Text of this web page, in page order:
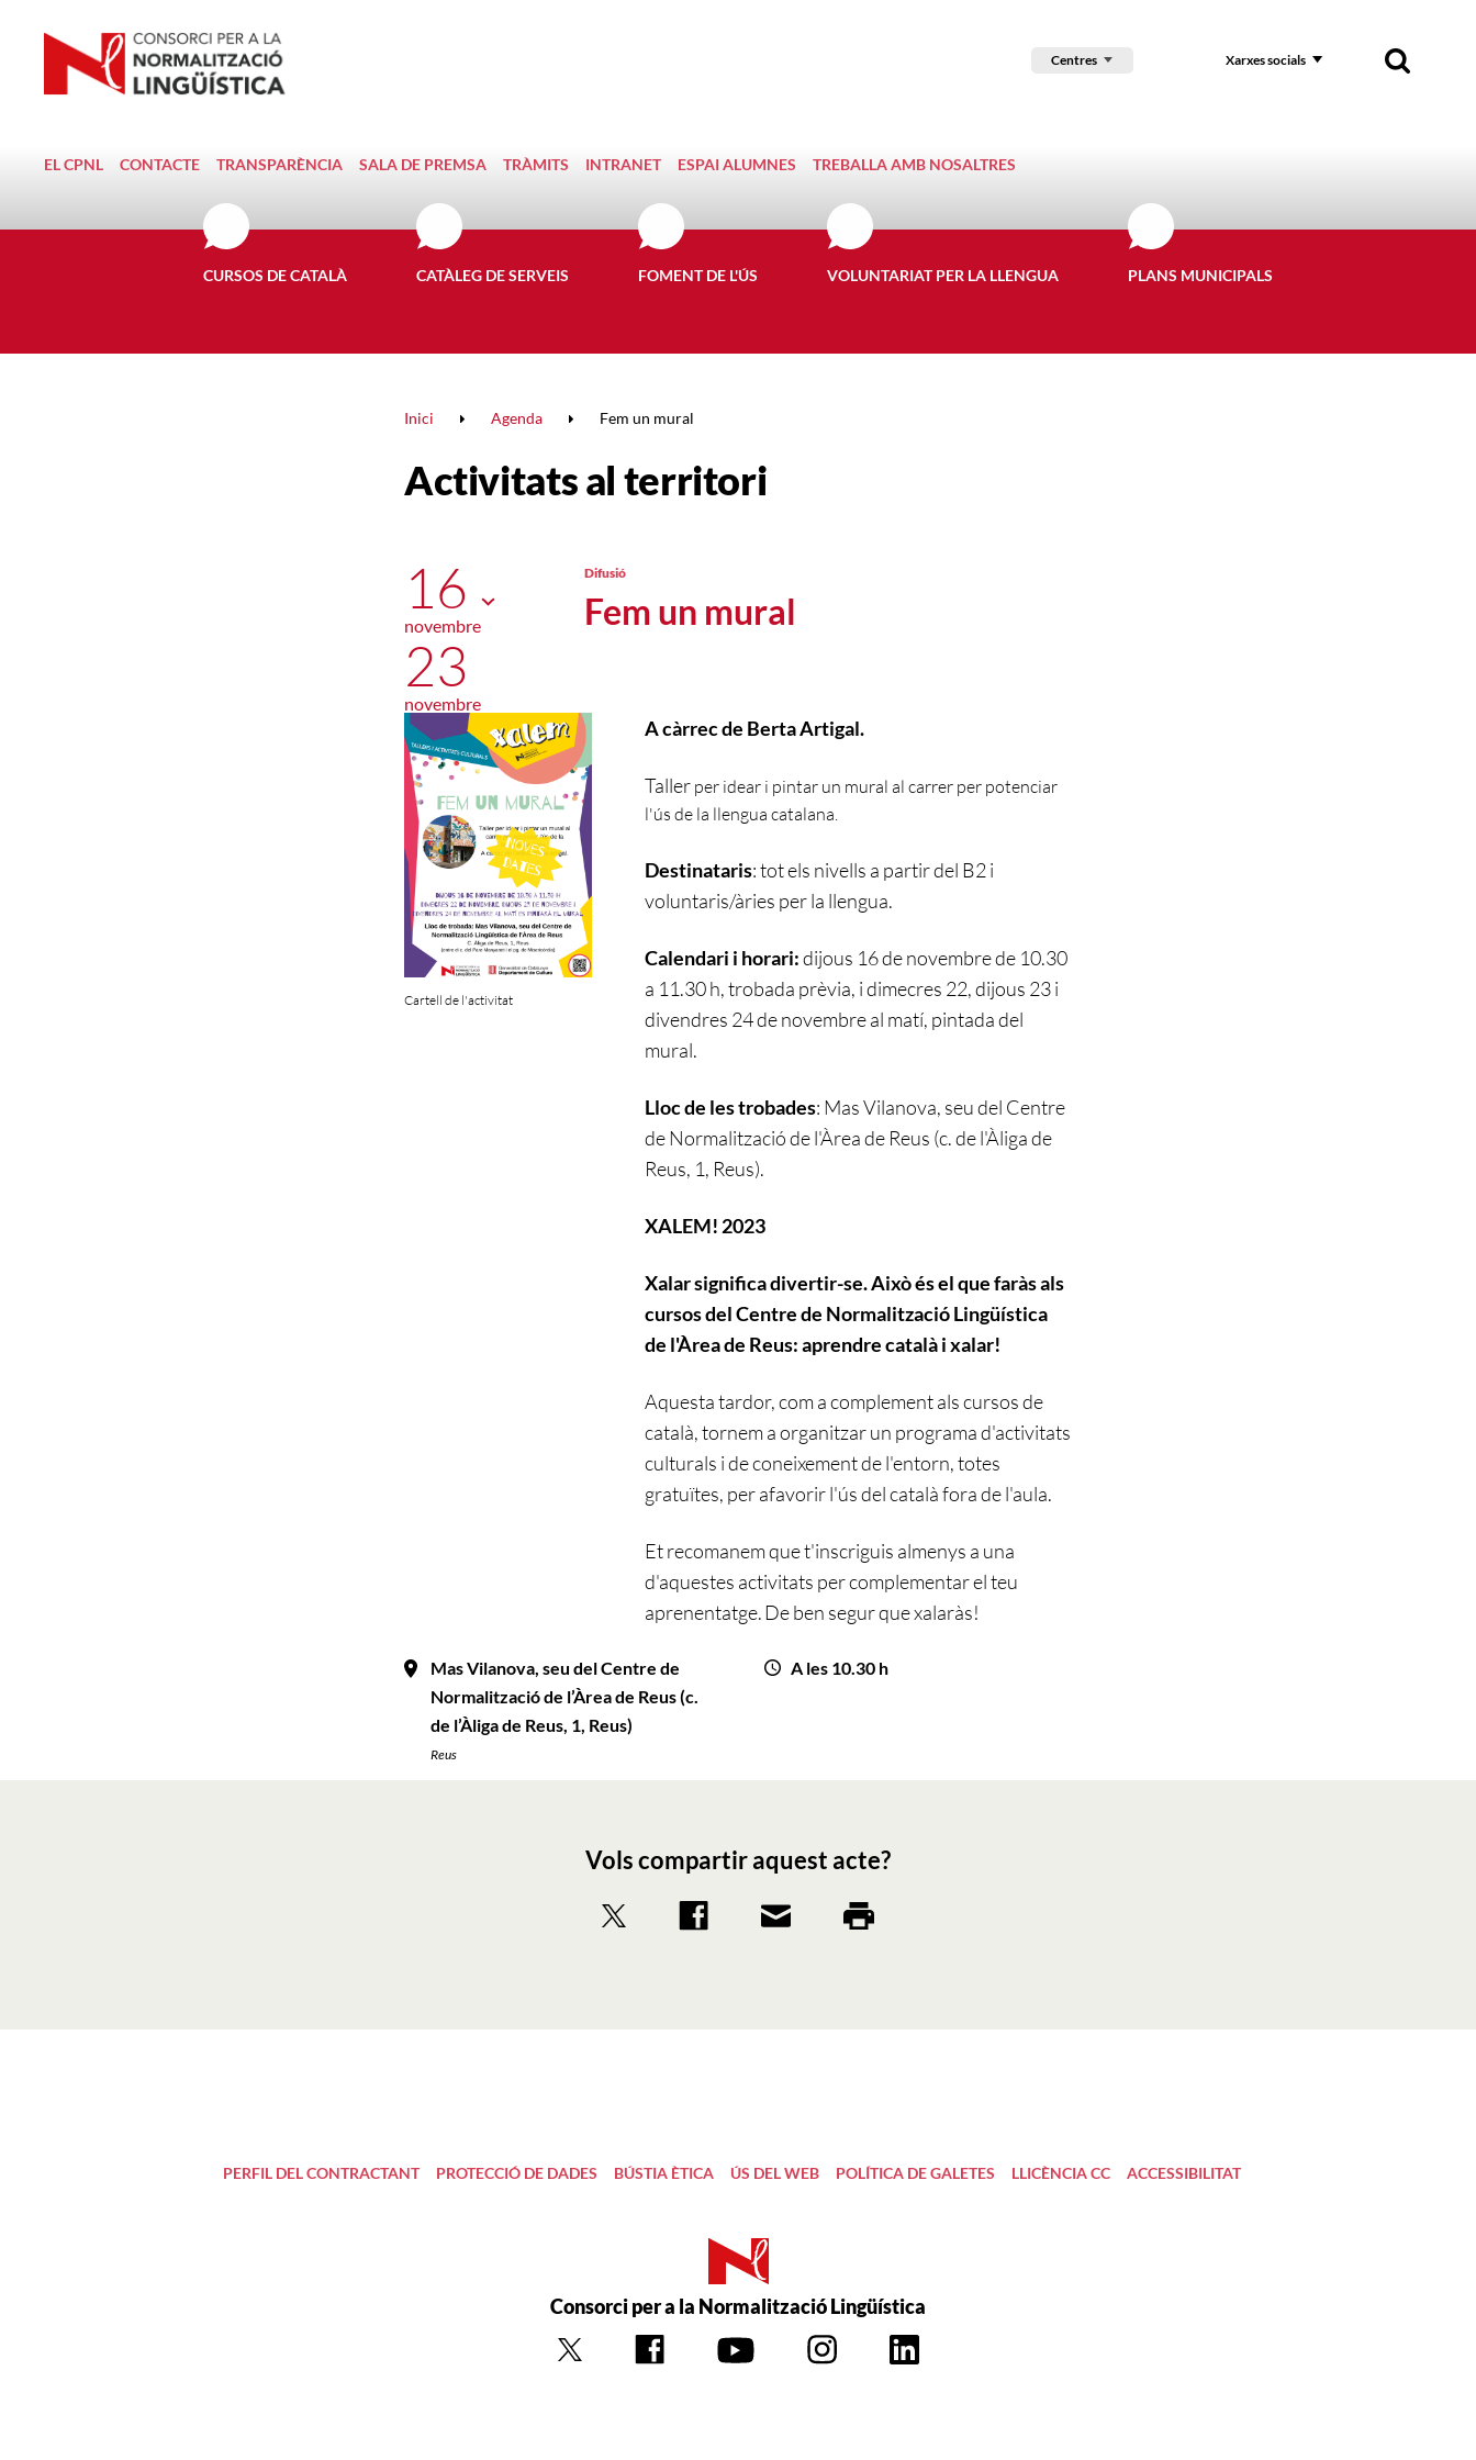
Centres Xarxes socials
EL CPNL CONTACTE TRANSPARÈNCIA SALA DE PREMSA TRÀMITS INTRANET ESPAI ALUMNES TREBALLA AMB NOSALTRES
CURSOS DE CATALÀ CATÀLEG DE SERVEIS FOMENT DE L'ÚS VOLUNTARIAT PER LA LLENGUA PLANS MUNICIPALS
Inici Agenda Fem un mural
Activitats al territori
Fem un mural
Difusió
16
novembre
23
novembre
Cartell de l'activitat
A càrrecde Berta Artigal.
Taller per idear i pintar un mural al carrer per potenciar
l'ús de la llengua catalana.
Destinataris:tot els nivells a partir del B2 i
voluntaris/àries per la llengua.
Calendari i horari:dijous 16de novembre de 10.30
a 11.30 h, trobada prèvia, idimecres 22, dijous 23 i
divendres 24 de novembre al matí, pintadadel
mural.
Llocde les trobades: Mas Vilanova, seu del Centre
de Normalització de l'Àrea de Reus (c. de l'Àliga de
Reus, 1, Reus).
XALEM! 2023
Xalarsignifica divertir-se.Aixòés el que faràs als
cursos del Centre de Normalització Lingüística
de l'Àrea de Reus: aprendre català i xalar!
Aquesta tardor, com a complement als cursos de
català,tornem a organitzarun programad'activitats
culturals i de coneixement de l'entorn, totes
gratuïtes, per afavorir l'ús del català fora de l'aula.
Et recomanem que t'inscriguis almenys a una
d'aquestes activitats per complementarel teu
aprenentatge.De ben segur que xalaràs!
Mas Vilanova, seu del Centre de
Normalització de l’Àrea de Reus (c.
de l’Àliga de Reus, 1, Reus)
Reus
A les 10.30 h
Vols compartir aquest acte?
PERFIL DEL CONTRACTANT PROTECCIÓ DE DADES BÚSTIA ÈTICA ÚS DEL WEB POLÍTICA DE GALETES LLICÈNCIA CC ACCESSIBILITAT
Consorci per a la Normalització Lingüística